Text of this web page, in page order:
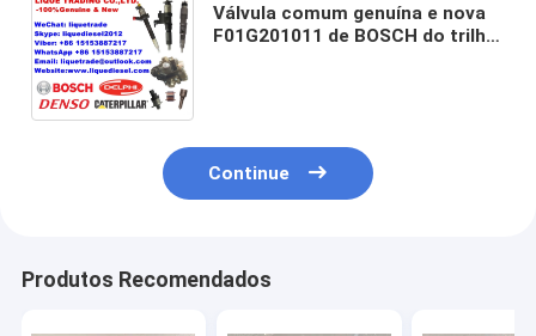
Válvula comum genuína e nova
F01G201011 de BOSCH do trilho
Continue
Produtos Recomendados